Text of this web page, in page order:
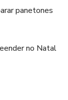
panetones
no Natal